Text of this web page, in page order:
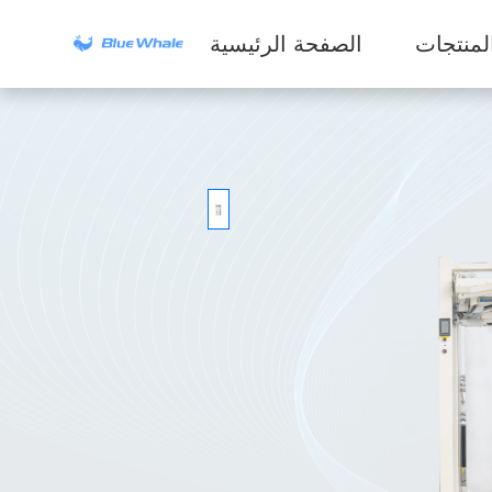
الصفحة الرئيسية
سلسلة أجهزة